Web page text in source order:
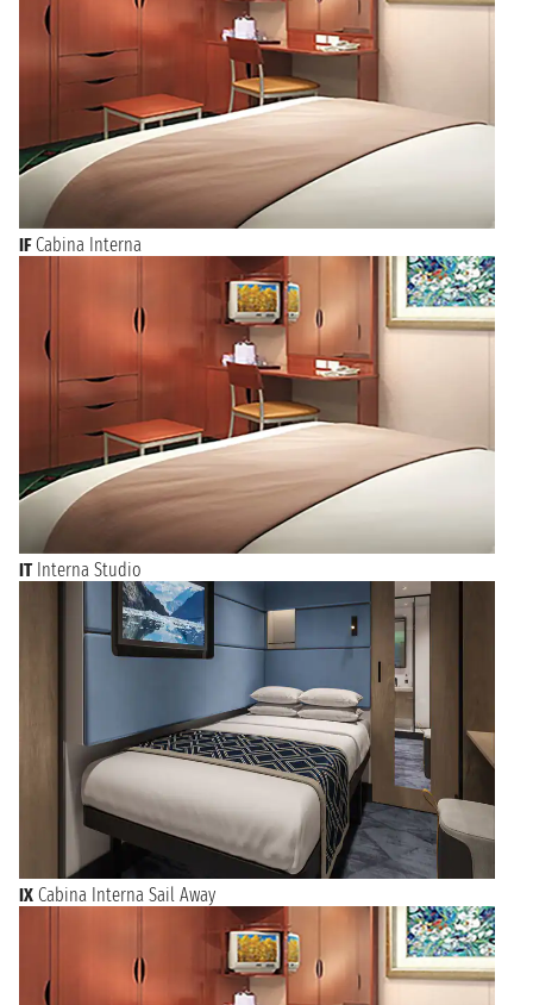
IF Cabina Interna
IT Interna Studio
IX Cabina Interna Sail Away